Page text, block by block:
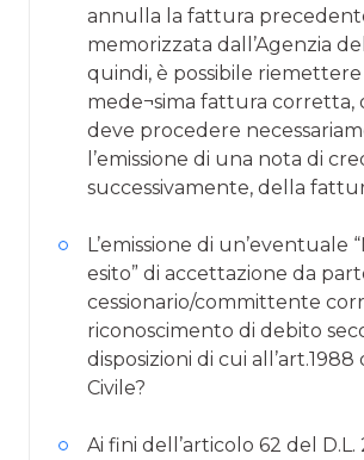
annulla la fattura
memorizzata dall’Agenzia
quindi, è possibile riemettere
mede¬sima fattura corretta,
deve procedere
l’emissione di una nota di
successivamente, della
L’emissione di un’eventuale
esito” di accettazione da
cessionario/committente
riconoscimento di debito
disposizioni di cui all’art.1988
Civile?
Ai fini dell’articolo 62 del